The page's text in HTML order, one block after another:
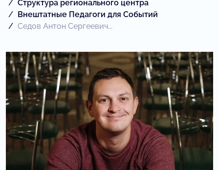
Структура регионального центра
Внештатные Педагоги для Событий
Седов Антон Сергеевич...